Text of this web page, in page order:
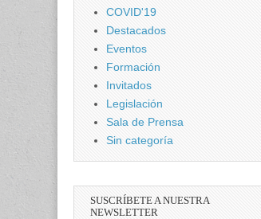
COVID'19
Destacados
Eventos
Formación
Invitados
Legislación
Sala de Prensa
Sin categoría
SUSCRÍBETE A NUESTRA
NEWSLETTER